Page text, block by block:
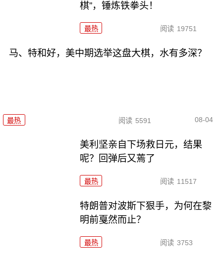
棋”，锤炼铁拳头！
最热 阅读 19751
马、特和好，美中期选举这盘大棋，水有多深？
最热 阅读 5591 08-04
美利坚亲自下场救日元，结果
呢？回弹后又蔫了
最热 阅读 11517
特朗普对波斯下狠手，为何在黎
明前戛然而止？
最热 阅读 3753